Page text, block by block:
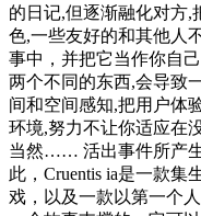
的日记,但逐渐融化对方,
色,一些友好的和其他人
事中，并把它当作你自
两个不同的东西,会导致
间和空间感知,把用户体
环境,努力不让你适应在
当然…… 活出事件所产
此，Cruentis ia是一款
戏，以及一款以第一个